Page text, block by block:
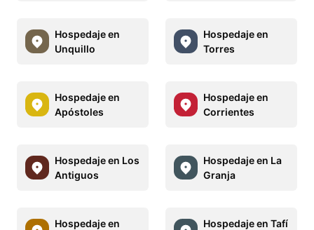
Hospedaje en
Unquillo
Hospedaje en
Torres
Hospedaje en
Apóstoles
Hospedaje en
Corrientes
Hospedaje en Los
Antiguos
Hospedaje en La
Granja
Hospedaje en
Hospedaje en Tafí